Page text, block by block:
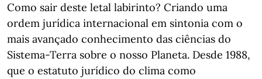
Como sair deste letal labirinto? Criando uma
ordem jurídica internacional em sintonia com o
mais avançado conhecimento das ciências do
Sistema-Terra sobre o nosso Planeta. Desde 1988,
que o estatuto jurídico do clima como